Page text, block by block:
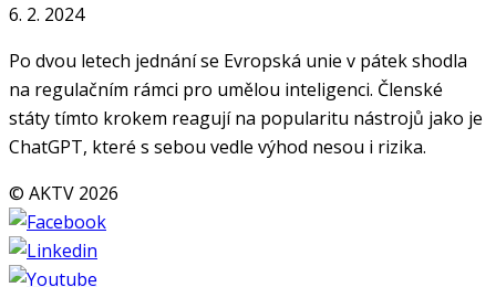
6. 2. 2024
Po dvou letech jednání se Evropská unie v pátek shodla
na regulačním rámci pro umělou inteligenci. Členské
státy tímto krokem reagují na popularitu nástrojů jako je
ChatGPT, které s sebou vedle výhod nesou i rizika.
© AKTV 2026